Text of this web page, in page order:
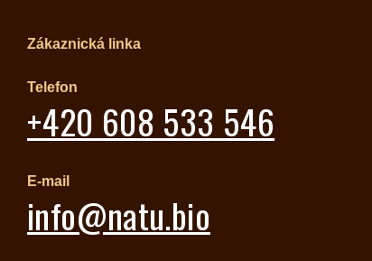
Zákaznická linka
Telefon
+420 608 533 546
E-mail
info@natu.bio